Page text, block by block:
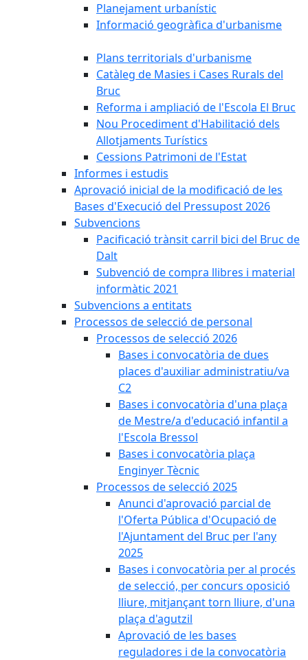
Planejament urbanístic
Informació geogràfica d'urbanisme
Plans territorials d'urbanisme
Catàleg de Masies i Cases Rurals del
Bruc
Reforma i ampliació de l'Escola El Bruc
Nou Procediment d'Habilitació dels
Allotjaments Turístics
Cessions Patrimoni de l'Estat
Informes i estudis
Aprovació inicial de la modificació de les
Bases d'Execució del Pressupost 2026
Subvencions
Pacificació trànsit carril bici del Bruc de
Dalt
Subvenció de compra llibres i material
informàtic 2021
Subvencions a entitats
Processos de selecció de personal
Processos de selecció 2026
Bases i convocatòria de dues
places d'auxiliar administratiu/va
C2
Bases i convocatòria d'una plaça
de Mestre/a d'educació infantil a
l'Escola Bressol
Bases i convocatòria plaça
Enginyer Tècnic
Processos de selecció 2025
Anunci d'aprovació parcial de
l'Oferta Pública d'Ocupació de
l'Ajuntament del Bruc per l'any
2025
Bases i convocatòria per al procés
de selecció, per concurs oposició
lliure, mitjançant torn lliure, d'una
plaça d'agutzil
Aprovació de les bases
reguladores i de la convocatòria